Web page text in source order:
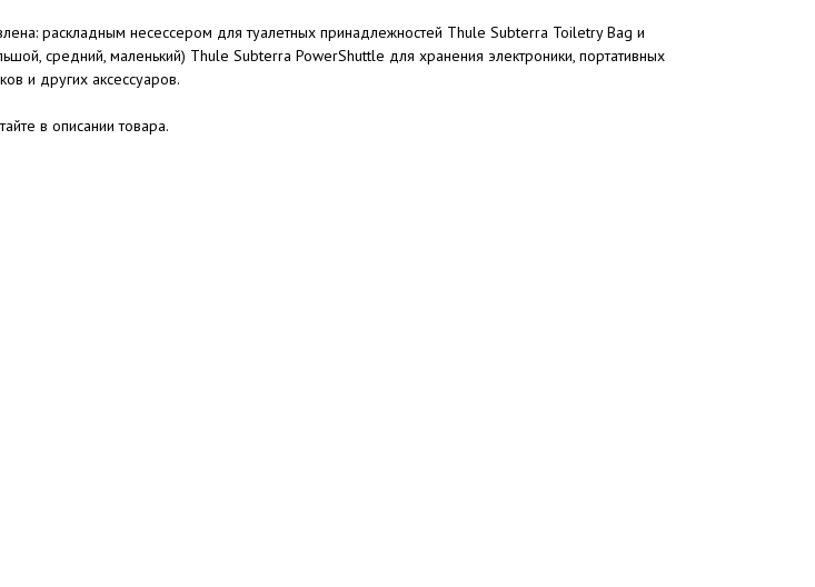
раскладным несессером для туалетных принадлежностей Thule Subterra Toiletry Bag и
средний, маленький) Thule Subterra PowerShuttle для хранения электроники, портативных
и других аксессуаров.
в описании товара.